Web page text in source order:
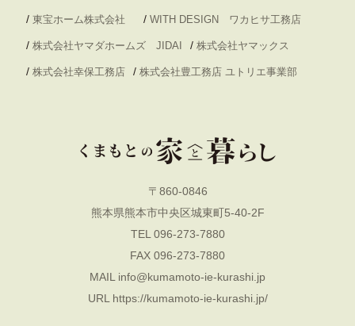
/ 東宝ホーム株式会社 / WITH DESIGN ワカヒサ工務店
/ 株式会社ヤマダホームズ JIDAI / 株式会社ヤマックス
/ 株式会社幸保工務店 / 株式会社豊工務店 ユトリエ事業部
〒860-0846
熊本県熊本市中央区城東町5-40-2F
TEL 096-273-7880
FAX 096-273-7880
MAIL info@kumamoto-ie-kurashi.jp
URL https://kumamoto-ie-kurashi.jp/